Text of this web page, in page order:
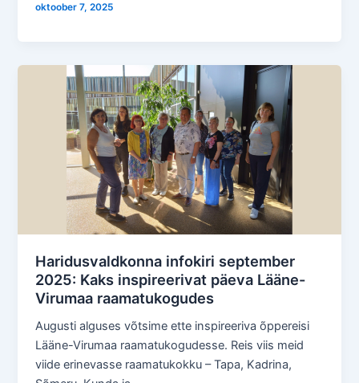
oktoober 7, 2025
Haridusvaldkonna infokiri september
2025: Kaks inspireerivat päeva Lääne-
Virumaa raamatukogudes
Augusti alguses võtsime ette inspireeriva õppereisi
Lääne-Virumaa raamatukogudesse. Reis viis meid
viide erinevasse raamatukokku – Tapa, Kadrina,